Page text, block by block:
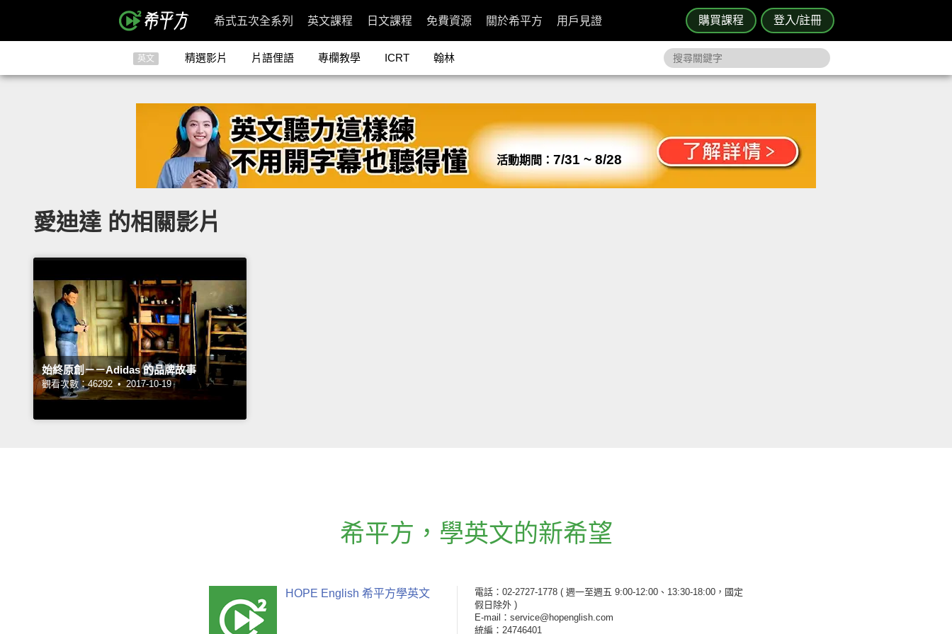
購買課程 登入/註冊
希式五次全系列 英文課程 日文課程 免費資源 關於希平方 用戶見證
英文 精選影片 片語俚語 專欄教學 ICRT 翰林
活動期間： 7/31 ~ 8/28
愛迪達 的相關影片
始終原創－－Adidas 的品牌故事
觀看次數：46292 • 2017-10-19
希平方 ， 學英文的新希望
HOPE English 希平方學英文 電話：02-2727-1778 ( 週一至週五 9:00-12:00、13:30-18:00，國定
假日除外 )
E-mail：service@hopenglish.com
統編：24746401